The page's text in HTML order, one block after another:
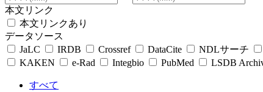
本文リンク
本文リンクあり
データソース
JaLC
IRDB Crossref DataCite NDLサーチ
KAKEN
e-Rad Integbio PubMed LSDB
すべて